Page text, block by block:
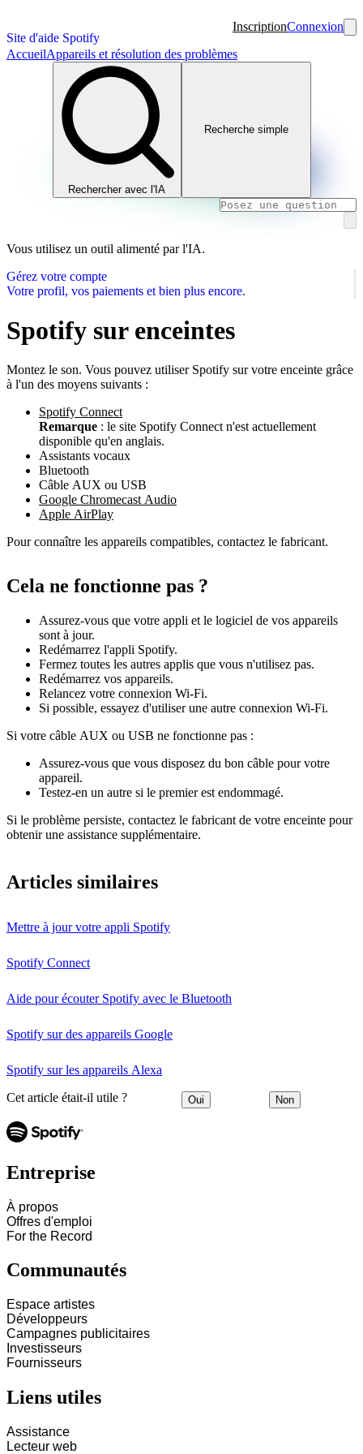
Site d'aide Spotify
InscriptionConnexion
AccueilAppareils et résolution des problèmes
Rechercher avec l'IA
Recherche simple
Vous utilisez un outil alimenté par l'IA.
Gérez votre compte
Votre profil, vos paiements et bien plus encore.
Spotify sur enceintes
Montez le son. Vous pouvez utiliser Spotify sur votre enceinte grâce
à l'un des moyens suivants :
Spotify Connect
Remarque : le site Spotify Connect n'est actuellement
disponible qu'en anglais.
Assistants vocaux
Bluetooth
Câble AUX ou USB
Google Chromecast Audio
Apple AirPlay
Pour connaître les appareils compatibles, contactez le fabricant.
Cela ne fonctionne pas ?
Assurez-vous que votre appli et le logiciel de vos appareils
sont à jour.
Redémarrez l'appli Spotify.
Fermez toutes les autres applis que vous n'utilisez pas.
Redémarrez vos appareils.
Relancez votre connexion Wi-Fi.
Si possible, essayez d'utiliser une autre connexion Wi-Fi.
Si votre câble AUX ou USB ne fonctionne pas :
Assurez-vous que vous disposez du bon câble pour votre
appareil.
Testez-en un autre si le premier est endommagé.
Si le problème persiste, contactez le fabricant de votre enceinte pour
obtenir une assistance supplémentaire.
Articles similaires
Mettre à jour votre appli Spotify
Spotify Connect
Aide pour écouter Spotify avec le Bluetooth
Spotify sur des appareils Google
Spotify sur les appareils Alexa
Cet article était-il utile ? Oui Non
Entreprise
À propos
Offres d'emploi
For the Record
Communautés
Espace artistes
Développeurs
Campagnes publicitaires
Investisseurs
Fournisseurs
Liens utiles
Assistance
Lecteur web